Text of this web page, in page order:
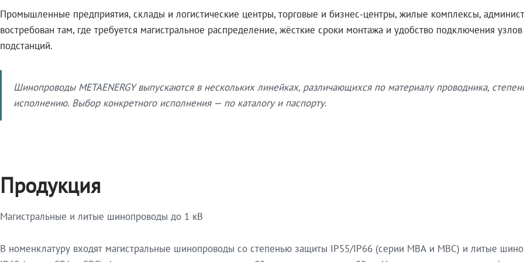
Промышленные предприятия, склады и логистические центры, торговые и бизнес-центры, жилые комплексы,
востребован там, где требуется магистральное распределение, жёсткие сроки монтажа и удобство подключения
подстанций.
Шинопроводы METAENERGY выпускаются в нескольких линейках, различающихся по материалу проводника,
исполнению. Выбор конкретного исполнения — по каталогу и паспорту.
Продукция
Магистральные и литые шинопроводы до 1 кВ
В номенклатуру входят магистральные шинопроводы со степенью защиты IP55/IP66 (серии МВА и МВС) и литые